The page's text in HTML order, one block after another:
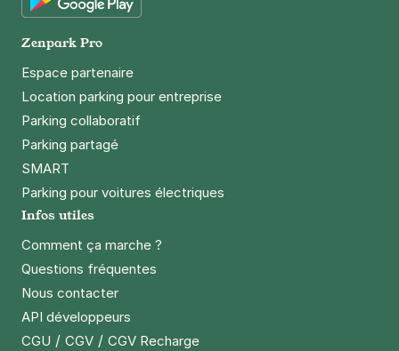
Zenpark Pro
Espace partenaire
Location parking pour entreprise
Parking collaboratif
Parking partagé
SMART
Parking pour voitures électriques
Infos utiles
Comment ça marche ?
Questions fréquentes
Nous contacter
API développeurs
CGU / CGV / CGV Recharge